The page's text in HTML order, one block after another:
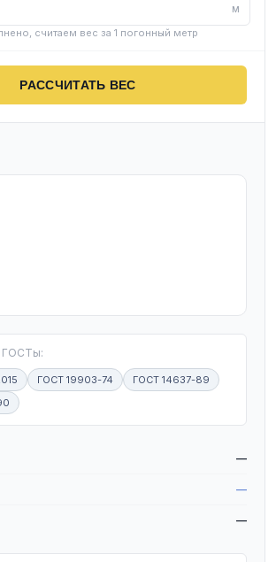
м
считаем вес за 1 погонный метр
РАССЧИТАТЬ ВЕС
ГОСТы:
ГОСТ 19903-74
ГОСТ 14637-89
—
—
—